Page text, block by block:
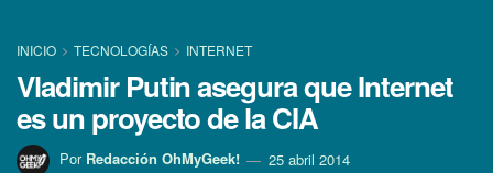
INICIO TECNOLOGÍ­AS INTERNET
Vladimir Putin asegura que Internet
es un proyecto de la CIA
Por Redacción OhMyGeek! 25 abril 2014